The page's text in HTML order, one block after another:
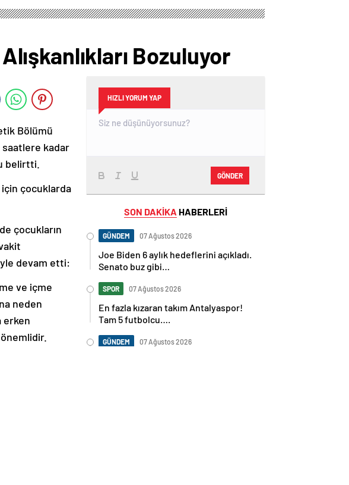
Bozuluyor
Bölümü
saatlere kadar
belirtti.
için çocuklarda
çocukların
devam etti:
ve içme
neden
erken
HIZLI YORUM YAP
GÖNDER
SON DAKİKA HABERLERİ
GÜNDEM 07 Ağustos 2026
Joe Biden 6 aylık hedeflerini açıkladı.
Senato buz gibi…
SPOR 07 Ağustos 2026
En fazla kızaran takım Antalyaspor!
Tam 5 futbolcu….
GÜNDEM 07 Ağustos 2026